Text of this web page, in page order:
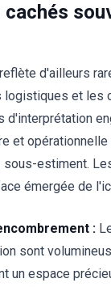
cachés
d'ailleurs
logistiques et les
d'interprétation
et opérationnelle
sous-estiment.
émergée de
:
sont
un espace